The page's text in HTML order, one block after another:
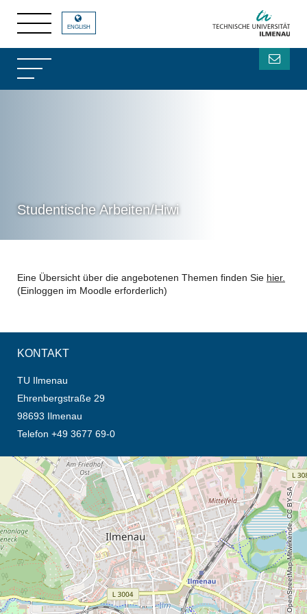
Studentische Arbeiten/Hiwi
ENGLISH
Eine Übersicht über die angebotenen Themen finden Sie hier.
(Einloggen im Moodle erforderlich)
KONTAKT
TU Ilmenau
Ehrenbergstraße 29
98693 Ilmenau
Telefon +49 3677 69-0
Öffnet die Anfahrtsbeschreibung in neuem Tab (Karte)
© OpenStreetMap-Mitwirkende, CC BY-SA